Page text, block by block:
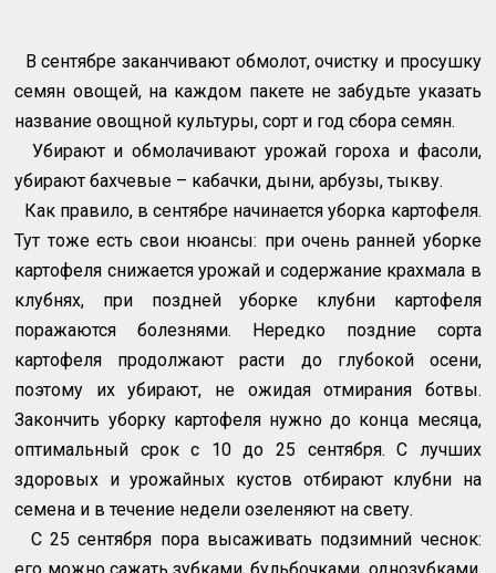
В сентябре заканчивают обмолот, очистку и просушку
семян овощей, на каждом пакете не забудьте указать
название овощной культуры, сорт и год сбора семян.
Убирают и обмолачивают урожай гороха и фасоли,
убирают бахчевые – кабачки, дыни, арбузы, тыкву.
Как правило, в сентябре начинается уборка картофеля.
Тут тоже есть свои нюансы: при очень ранней уборке
картофеля снижается урожай и содержание крахмала в
клубнях, при поздней уборке клубни картофеля
поражаются болезнями. Нередко поздние сорта
картофеля продолжают расти до глубокой осени,
поэтому их убирают, не ожидая отмирания ботвы.
Закончить уборку картофеля нужно до конца месяца,
оптимальный срок с 10 до 25 сентября. С лучших
здоровых и урожайных кустов отбирают клубни на
семена и в течение недели озеленяют на свету.
С 25 сентября пора высаживать подзимний чеснок: